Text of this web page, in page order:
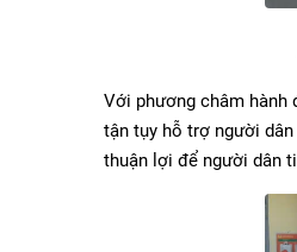
Với phương châm hành
tận tụy hỗ trợ người
thuận lợi để người dân